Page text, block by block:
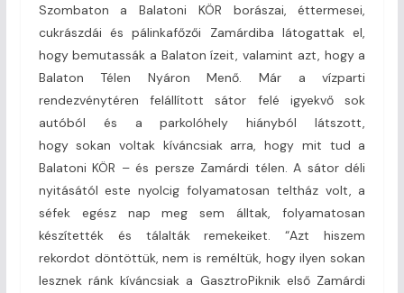
Szombaton a Balatoni KÖR borászai, éttermesei,
cukrászdái és pálinkafőzői Zamárdiba látogattak el,
hogy bemutassák a Balaton ízeit, valamint azt, hogy a
Balaton Télen Nyáron Menő. Már a vízparti
rendezvénytéren felállított sátor felé igyekvő sok
autóból és a parkolóhely hiányból látszott,
hogy sokan voltak kíváncsiak arra, hogy mit tud a
Balatoni KÖR – és persze Zamárdi télen. A sátor déli
nyitásától este nyolcig folyamatosan teltház volt, a
séfek egész nap meg sem álltak, folyamatosan
készítették és tálalták remekeiket. “Azt hiszem
rekordot döntöttük, nem is reméltük, hogy ilyen sokan
lesznek ránk kíváncsiak a GasztroPiknik első Zamárdi